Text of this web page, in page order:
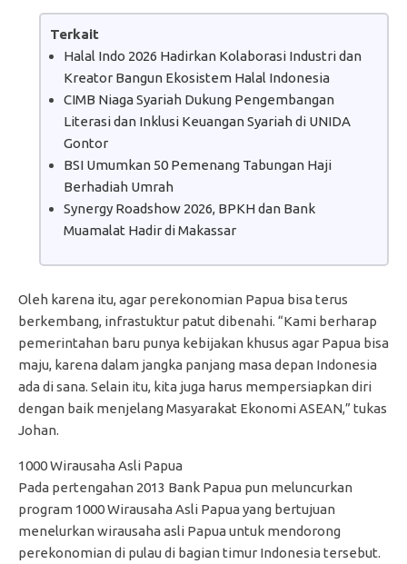
Terkait
Halal Indo 2026 Hadirkan Kolaborasi Industri dan
Kreator Bangun Ekosistem Halal Indonesia
CIMB Niaga Syariah Dukung Pengembangan
Literasi dan Inklusi Keuangan Syariah di UNIDA
Gontor
BSI Umumkan 50 Pemenang Tabungan Haji
Berhadiah Umrah
Synergy Roadshow 2026, BPKH dan Bank
Muamalat Hadir di Makassar
Oleh karena itu, agar perekonomian Papua bisa terus
berkembang, infrastuktur patut dibenahi. “Kami berharap
pemerintahan baru punya kebijakan khusus agar Papua bisa
maju, karena dalam jangka panjang masa depan Indonesia
ada di sana. Selain itu, kita juga harus mempersiapkan diri
dengan baik menjelang Masyarakat Ekonomi ASEAN,” tukas
Johan.
1000 Wirausaha Asli Papua
Pada pertengahan 2013 Bank Papua pun meluncurkan
program 1000 Wirausaha Asli Papua yang bertujuan
menelurkan wirausaha asli Papua untuk mendorong
perekonomian di pulau di bagian timur Indonesia tersebut.